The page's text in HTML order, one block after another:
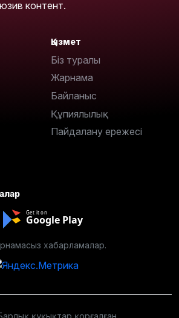
контент.
Қызмет
Біз туралы
Жарнама
Байланыс
Құпиялылық
Пайдалану ережесі
Get it on
Google Play
хабарламалар.
құқықтар қорғалған.